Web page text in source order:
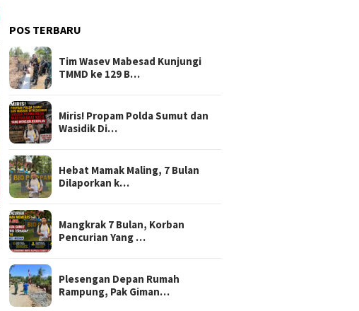
POS TERBARU
Tim Wasev Mabesad Kunjungi
TMMD ke 129 B…
Miris! Propam Polda Sumut dan
Wasidik Di…
Hebat Mamak Maling, 7 Bulan
Dilaporkan k…
Mangkrak 7 Bulan, Korban
Pencurian Yang …
Plesengan Depan Rumah
Rampung, Pak Giman…